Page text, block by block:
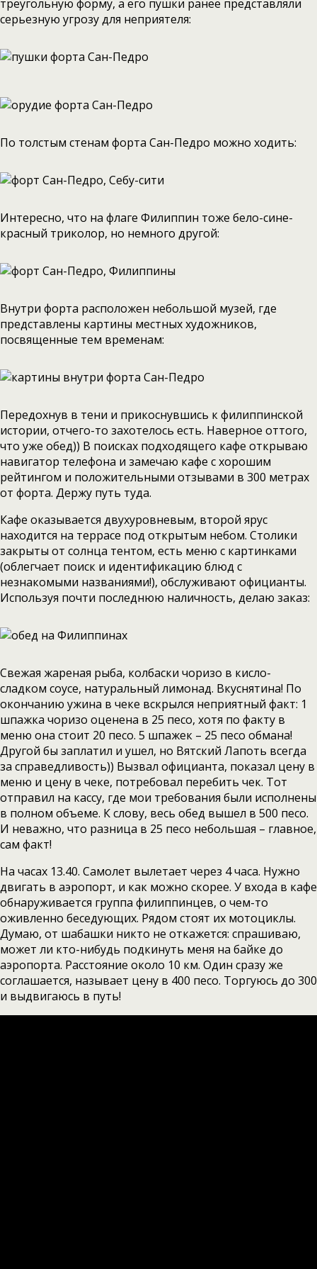
треугольную форму, а его пушки ранее представляли
серьезную угрозу для неприятеля:
По толстым стенам форта Сан-Педро можно ходить:
Интересно, что на флаге Филиппин тоже бело-сине-
красный триколор, но немного другой:
Внутри форта расположен небольшой музей, где
представлены картины местных художников,
посвященные тем временам:
Передохнув в тени и прикоснувшись к филиппинской
истории, отчего-то захотелось есть. Наверное оттого,
что уже обед)) В поисках подходящего кафе открываю
навигатор телефона и замечаю кафе с хорошим
рейтингом и положительными отзывами в 300 метрах
от форта. Держу путь туда.
Кафе оказывается двухуровневым, второй ярус
находится на террасе под открытым небом. Столики
закрыты от солнца тентом, есть меню с картинками
(облегчает поиск и идентификацию блюд с
незнакомыми названиями!), обслуживают официанты.
Используя почти последнюю наличность, делаю заказ:
Свежая жареная рыба, колбаски чоризо в кисло-
сладком соусе, натуральный лимонад. Вкуснятина! По
окончанию ужина в чеке вскрылся неприятный факт: 1
шпажка чоризо оценена в 25 песо, хотя по факту в
меню она стоит 20 песо. 5 шпажек – 25 песо обмана!
Другой бы заплатил и ушел, но Вятский Лапоть всегда
за справедливость)) Вызвал официанта, показал цену в
меню и цену в чеке, потребовал перебить чек. Тот
отправил на кассу, где мои требования были исполнены
в полном объеме. К слову, весь обед вышел в 500 песо.
И неважно, что разница в 25 песо небольшая – главное,
сам факт!
На часах 13.40. Самолет вылетает через 4 часа. Нужно
двигать в аэропорт, и как можно скорее. У входа в кафе
обнаруживается группа филиппинцев, о чем-то
оживленно беседующих. Рядом стоят их мотоциклы.
Думаю, от шабашки никто не откажется: спрашиваю,
может ли кто-нибудь подкинуть меня на байке до
аэропорта. Расстояние около 10 км. Один сразу же
соглашается, называет цену в 400 песо. Торгуюсь до 300
и выдвигаюсь в путь!